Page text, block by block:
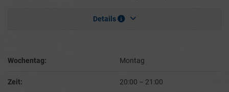
Details
Wochentag: Montag
Zeit: 20:00 – 21:00